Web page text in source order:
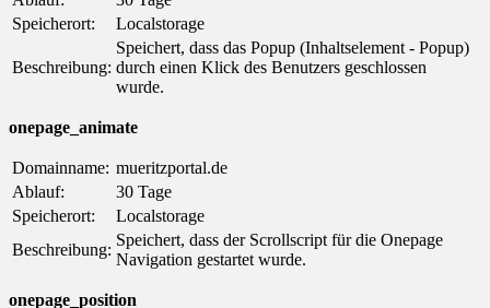
Speicherort:
Localstorage
Beschreibung:
Speichert, dass das Popup (Inhaltselement - Popup)
durch einen Klick des Benutzers geschlossen
wurde.
onepage_animate
Domainname: mueritzportal.de
Ablauf:
30 Tage
Speicherort:
Localstorage
Beschreibung:
Speichert, dass der Scrollscript für die Onepage
Navigation gestartet wurde.
onepage_position